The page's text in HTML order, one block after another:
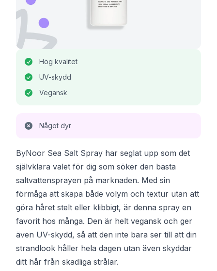
Hög kvalitet
UV-skydd
Vegansk
Något dyr
ByNoor Sea Salt Spray har seglat upp som det
självklara valet för dig som söker den bästa
saltvattensprayen på marknaden. Med sin
förmåga att skapa både volym och textur utan att
göra håret stelt eller klibbigt, är denna spray en
favorit hos många. Den är helt vegansk och ger
även UV-skydd, så att den inte bara ser till att din
strandlook håller hela dagen utan även skyddar
ditt hår från skadliga strålar.